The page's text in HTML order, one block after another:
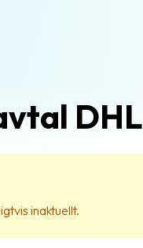
DHL
inaktuellt.